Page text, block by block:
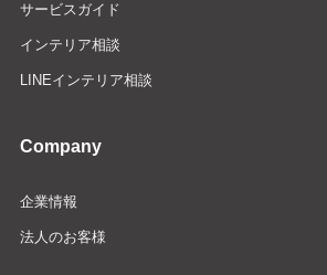
サービスガイド
インテリア相談
LINEインテリア相談
Company
企業情報
法人のお客様